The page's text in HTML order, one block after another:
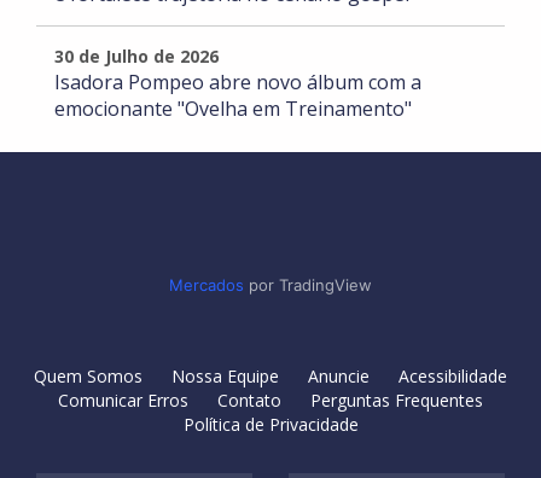
30 de Julho de 2026
Isadora Pompeo abre novo álbum com a
emocionante "Ovelha em Treinamento"
Mercados por TradingView
Quem Somos Nossa Equipe Anuncie
Acessibilidade
Comunicar Erros
Contato
Perguntas Frequentes
Política de Privacidade